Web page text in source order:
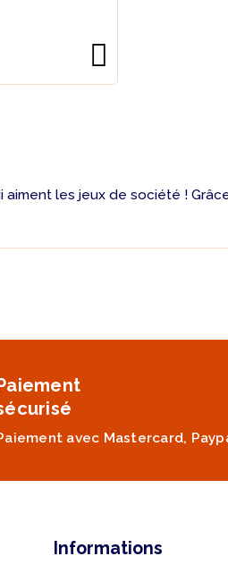
les jeux de société !
avec Mastercard,
Informations